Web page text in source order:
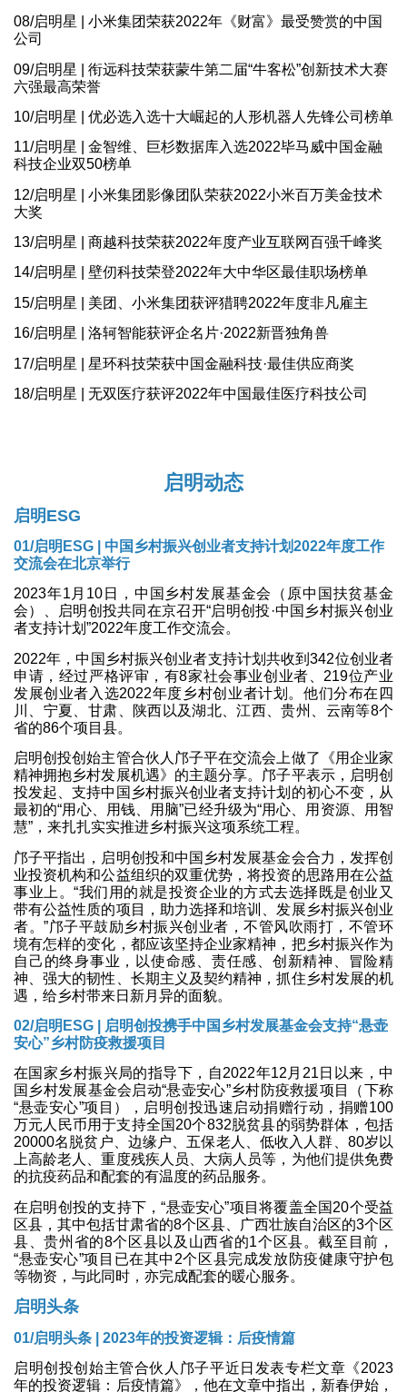
08/启明星 | 小米集团荣获2022年《财富》最受赞赏的中国
公司
09/启明星 | 衔远科技荣获蒙牛第二届“牛客松”创新技术大赛
六强最高荣誉
10/启明星 | 优必选入选十大崛起的人形机器人先锋公司榜单
11/启明星 | 金智维、巨杉数据库入选2022毕马威中国金融
科技企业双50榜单
12/启明星 | 小米集团影像团队荣获2022小米百万美金技术
大奖
13/启明星 | 商越科技荣获2022年度产业互联网百强千峰奖
14/启明星 | 壁仞科技荣登2022年大中华区最佳职场榜单
15/启明星 | 美团、小米集团获评猎聘2022年度非凡雇主
16/启明星 | 洛轲智能获评企名片·2022新晋独角兽
17/启明星 | 星环科技荣获中国金融科技·最佳供应商奖
18/启明星 | 无双医疗获评2022年中国最佳医疗科技公司
启明动态
启明ESG
01/启明ESG | 中国乡村振兴创业者支持计划2022年度工作
交流会在北京举行
2023年1月10日，中国乡村发展基金会（原中国扶贫基金
会）、启明创投共同在京召开“启明创投·中国乡村振兴创业
者支持计划”2022年度工作交流会。
2022年，中国乡村振兴创业者支持计划共收到342位创业者
申请，经过严格评审，有8家社会事业创业者、219位产业
发展创业者入选2022年度乡村创业者计划。他们分布在四
川、宁夏、甘肃、陕西以及湖北、江西、贵州、云南等8个
省的86个项目县。
启明创投创始主管合伙人邝子平在交流会上做了《用企业家
精神拥抱乡村发展机遇》的主题分享。邝子平表示，启明创
投发起、支持中国乡村振兴创业者支持计划的初心不变，从
最初的“用心、用钱、用脑”已经升级为“用心、用资源、用智
慧”，来扎扎实实推进乡村振兴这项系统工程。
邝子平指出，启明创投和中国乡村发展基金会合力，发挥创
业投资机构和公益组织的双重优势，将投资的思路用在公益
事业上。“我们用的就是投资企业的方式去选择既是创业又
带有公益性质的项目，助力选择和培训、发展乡村振兴创业
者。”邝子平鼓励乡村振兴创业者，不管风吹雨打，不管环
境有怎样的变化，都应该坚持企业家精神，把乡村振兴作为
自己的终身事业，以使命感、责任感、创新精神、冒险精
神、强大的韧性、长期主义及契约精神，抓住乡村发展的机
遇，给乡村带来日新月异的面貌。
02/启明ESG | 启明创投携手中国乡村发展基金会支持“悬壶
安心”乡村防疫救援项 目
在国家乡村振兴局的指导下，自2022年12月21日以来，中
国乡村发展基金会启动“悬壶安心”乡村防疫救援项目（下称
“悬壶安心”项目），启明创投迅速启动捐赠行动，捐赠100
万元人民币用于支持全国20个832脱贫县的弱势群体，包括
20000名脱贫户、边缘户、五保老人、低收入人群、80岁以
上高龄老人、重度残疾人员、大病人员等，为他们提供免费
的抗疫药品和配套的有温度的药品服务。
在启明创投的支持下，“悬壶安心”项目将覆盖全国20个受益
区县，其中包括甘肃省的8个区县、广西壮族自治区的3个区
县、贵州省的8个区县以及山西省的1个区县。截至目前，
“悬壶安心”项目已在其中2个区县完成发放防疫健康守护包
等物资，与此同时，亦完成配套的暖心服务。
启明头条
01/启明头条 | 2023年的投资逻辑：后疫情篇
启明创投创始主管合伙人邝子平近日发表专栏文章《2023
年的投资逻辑：后疫情篇》，他在文章中指出，新春伊始，